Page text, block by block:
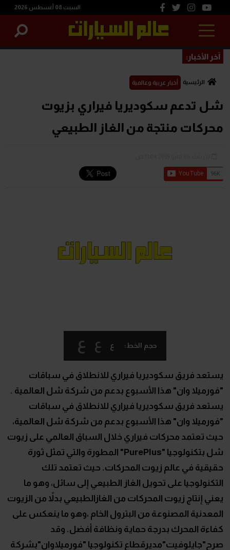
السبت 08 أغسطس 2026
آخر الأخبار:
الرئيسية أخبار عربية وعالمية
شل تدعم سكوديريا فيراري بزيوت
محركات منتجة من الغاز الطبيعي
حجم الخط: ع ع ع
يستعد فريق سكوديريا فيراري للانطلاق في سباقات
"فورميلا وان" هذا الأسبوع بدعم من شركة شل العالمية .
يستعد فريق سكوديريا فيراري للانطلاق في سباقات
"فورميلا وان" هذا الأسبوع بدعم من شركة شل العالمية،
حيث تعتمد محركات فيراري خلال السباق العالمي على زيوت
شل بتكنولوجيا "PurePlus" المطورة والتي تمثل ثورة
حقيقية في عالم زيوت المحركات. حيث تعتمد تلك
التكنولوجيا على تحويل الغاز الطبيعي إلى سائل، وهو ما
يعني إنتاج زيوت المحركات من الغازالطبيعي بدلاً من الزيوت
المعدنية المصنوعة من البترول الخام ،وهو ما ينعكس على
كفاءة المحرك بدرجة حماية ونظافة أفضل. وقد
صرح"جايلوفيت"مديرقطاع تكنولوجيا "فورميلاوان"بشركة